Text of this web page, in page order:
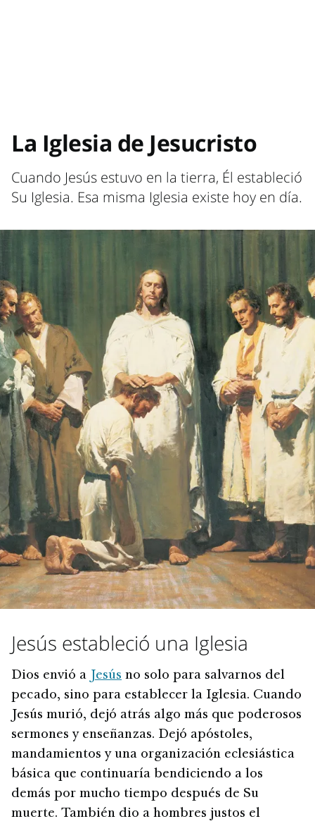
La Iglesia de Jesucristo
Cuando Jesús estuvo en la tierra, Él estableció
Su Iglesia. Esa misma Iglesia existe hoy en día.
Jesús estableció una Iglesia
Dios envió a Jesús no solo para salvarnos del
pecado, sino para establecer la Iglesia. Cuando
Jesús murió, dejó atrás algo más que poderosos
sermones y enseñanzas. Dejó apóstoles,
mandamientos y una organización eclesiástica
básica que continuaría bendiciendo a los
demás por mucho tiempo después de Su
muerte. También dio a hombres justos el